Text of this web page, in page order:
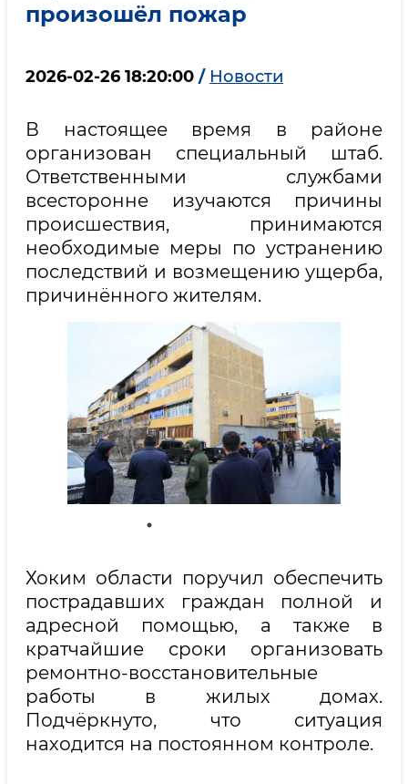
произошёл пожар
2026-02-26 18:20:00 / Новости
В настоящее время в районе
организован специальный штаб.
Ответственными службами
всесторонне изучаются причины
происшествия, принимаются
необходимые меры по устранению
последствий и возмещению ущерба,
причинённого жителям.
Хоким области поручил обеспечить
пострадавших граждан полной и
адресной помощью, а также в
кратчайшие сроки организовать
ремонтно-восстановительные
работы в жилых домах.
Подчёркнуто, что ситуация
находится на постоянном контроле.